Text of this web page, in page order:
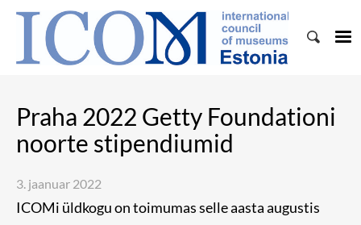
Praha 2022 Getty Foundationi
noorte stipendiumid
3. jaanuar 2022
ICOMi üldkogu on toimumas selle aasta augustis